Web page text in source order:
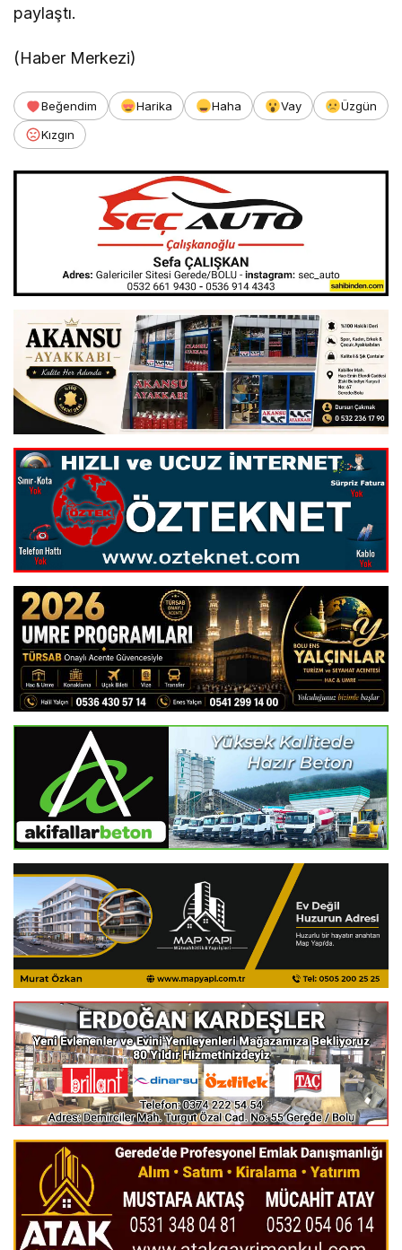
paylaştı.
(Haber Merkezi)
Beğendim Harika Haha Vay
Üzgün
Kızgın